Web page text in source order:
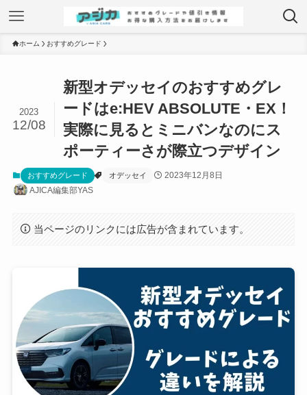
ホーム おすすめグレード
新型オデッセイのおすすめグレ
ードはe:HEV ABSOLUTE・EX！
実際に見るとミニバンなのにス
ポーティーさが際立つデザイン
2023
12/08
おすすめグレード オデッセイ
2023年12月8日
AJICA編集部YAS
当ページのリンクには広告が含まれています。